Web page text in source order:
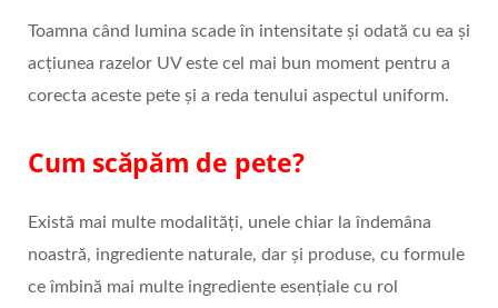
Toamna când lumina scade în intensitate și odată cu ea și
acțiunea razelor UV este cel mai bun moment pentru a
corecta aceste pete și a reda tenului aspectul uniform.
Cum scăpăm de pete?
Există mai multe modalități, unele chiar la îndemâna
noastră, ingrediente naturale, dar și produse, cu formule
ce îmbină mai multe ingrediente esențiale cu rol